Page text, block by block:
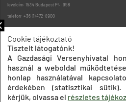
levélcím: 1534 Budapest Pf.: 958
telefon: +36 (1) 472-8900
Cookie tájékoztató
Tisztelt látogatónk!
A Gazdasági Versenyhivatal
használ a weboldal
honlap használatával
érdekében (statisztikai sütik).
kérjük, olvassa el részletes